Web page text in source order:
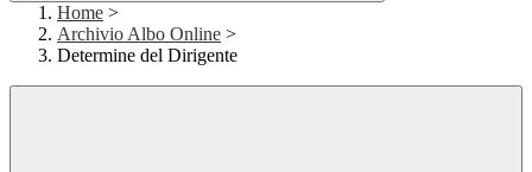
Home >
Archivio Albo Online >
Determine del Dirigente